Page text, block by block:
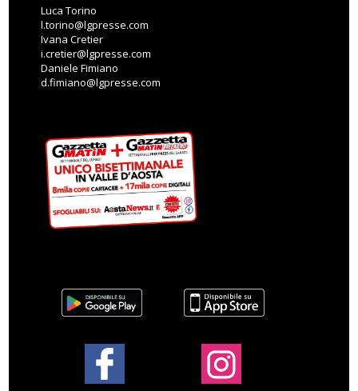
Luca Torino
l.torino@lgpresse.com
Ivana Cretier
i.cretier@lgpresse.com
Daniele Fimiano
d.fimiano@lgpresse.com